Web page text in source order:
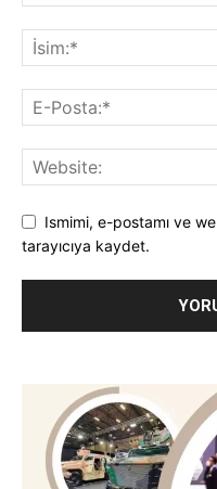
Ismimi, e-postamı ve
tarayıcıya kaydet.